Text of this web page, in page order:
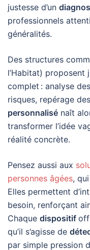
justesse d’un
professionnels
généralités.
Des structures
l’Habitat) proposent
complet : analyse
risques, repérage
personnalisé naît
transformer l’idée
réalité concrète.
Pensez aussi aux
personnes âgées,
Elles permettent
besoin, renforçant
Chaque dispositif
qu’il s’agisse de
par simple pression